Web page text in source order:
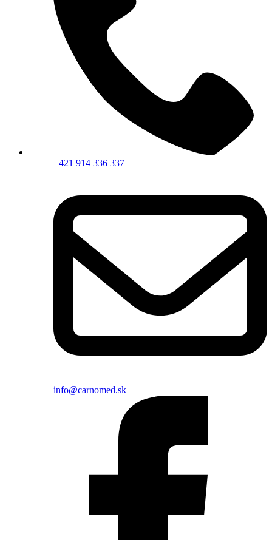
+421 914 336 337
info@carnomed.sk